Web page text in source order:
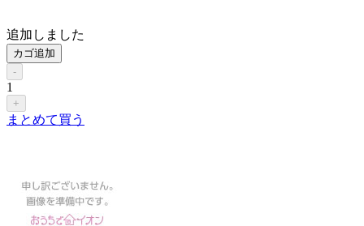
追加しました
カゴ追加
-
1
+
まとめて買う